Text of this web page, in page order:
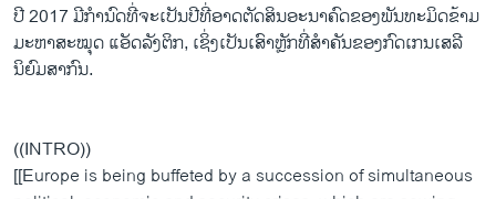
ປີ 2017 ມີກຳນົດທີ່ຈະເປັນປີທີ່ອາດຕັດສິນອະນາຄົດຂອງພັນທະມິດຂ້າມ
ມະຫາສະໝຸດ ແອັດລັງຕິກ, ເຊິ່ງເປັນເສົາຫຼັກທີ່ສຳຄັນຂອງກົດເກນເສລີ
ນິຍົມສາກົນ.
((INTRO))
[[Europe is being buffeted by a succession of simultaneous